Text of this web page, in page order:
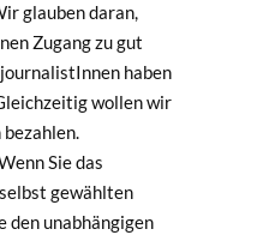
glauben daran,
Zugang zu gut
haben
wollen wir
Sie das
gewählten
den unabhängigen